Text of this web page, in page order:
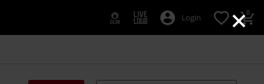
×
Login 0